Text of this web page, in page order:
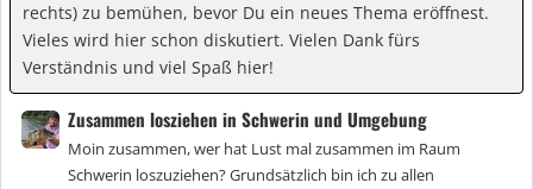
rechts) zu bemühen, bevor Du ein neues Thema eröffnest.
Vieles wird hier schon diskutiert. Vielen Dank fürs
Verständnis und viel Spaß hier!
Zusammen losziehen in Schwerin und Umgebung
Moin zusammen, wer hat Lust mal zusammen im Raum
Schwerin loszuziehen? Grundsätzlich bin ich zu allen